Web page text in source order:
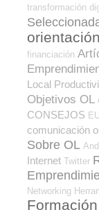
transformación
orientación
financiación
Local
Objetivos OL
CONSEJOS
comunicación
Sobre OL
Internet Twitter
Networking
Formación